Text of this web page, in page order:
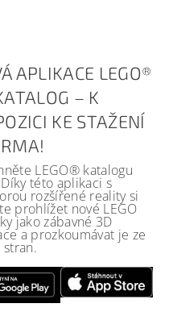
APLIKACE LEGO®
– K
KE STAŽENÍ
LEGO® katalogu
této aplikaci s
rozšířené reality si
prohlížet nové LEGO
jako zábavné 3D
a prozkoumávat je ze
stran.